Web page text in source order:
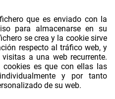
que es enviado con la
para almacenarse en su
se crea y la cookie sirve
respecto al tráfico web, y
a una web recurrente.
es que con ellas las
y por tanto
de su web.